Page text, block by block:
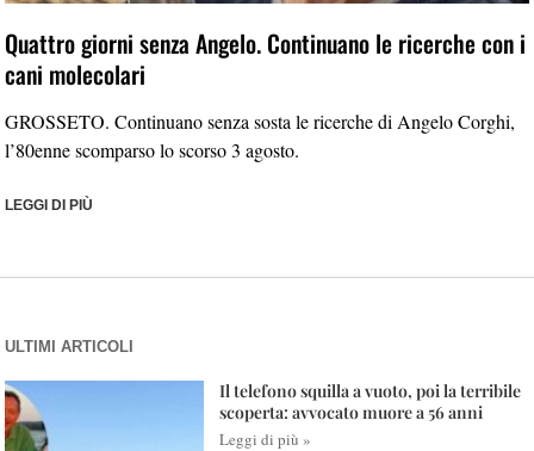
Quattro giorni senza Angelo. Continuano le ricerche con i
cani molecolari
GROSSETO. Continuano senza sosta le ricerche di Angelo Corghi,
l’80enne scomparso lo scorso 3 agosto.
LEGGI DI PIÙ
ULTIMI ARTICOLI
Il telefono squilla a vuoto, poi la terribile
scoperta: avvocato muore a 56 anni
Leggi di più »